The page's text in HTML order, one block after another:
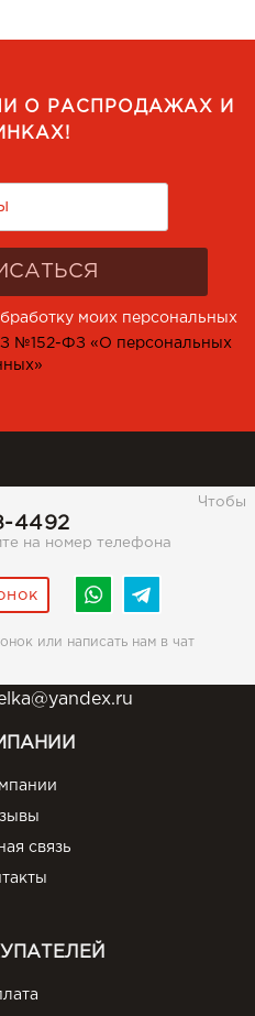
О РАСПРОДАЖАХ И
моих персональных
№152-ФЗ «О персональных
4492
Чтобы
на номер телефона
или написать нам в чат
связь